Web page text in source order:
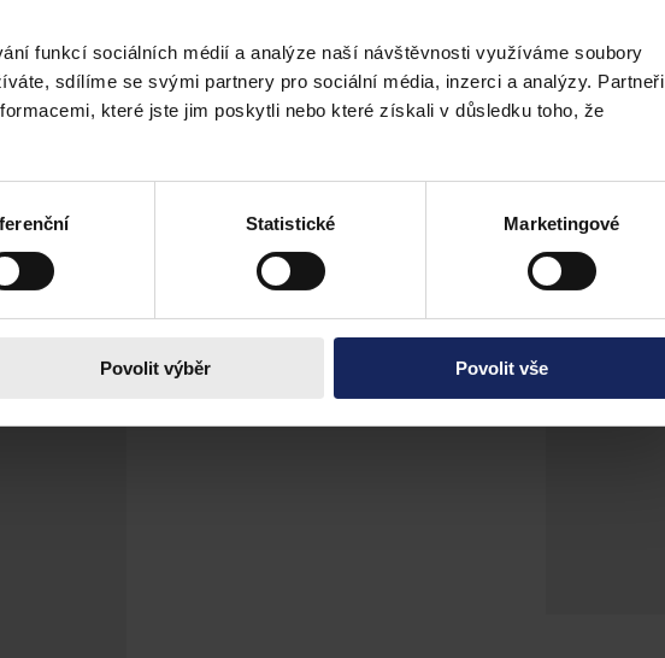
funkcí sociálních médií a analýze naší návštěvnosti využíváme soubory
sdílíme se svými partnery pro sociální média, inzerci a analýzy. Partneři
které jste jim poskytli nebo které získali v důsledku toho, že
Statistické Marketingové
Povolit výběr Povolit vše
veřejnosti volně přístupné